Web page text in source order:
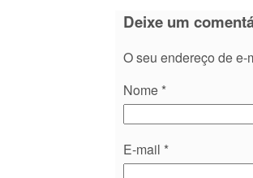
Deixe um
O seu endereço de
Nome *
E-mail *